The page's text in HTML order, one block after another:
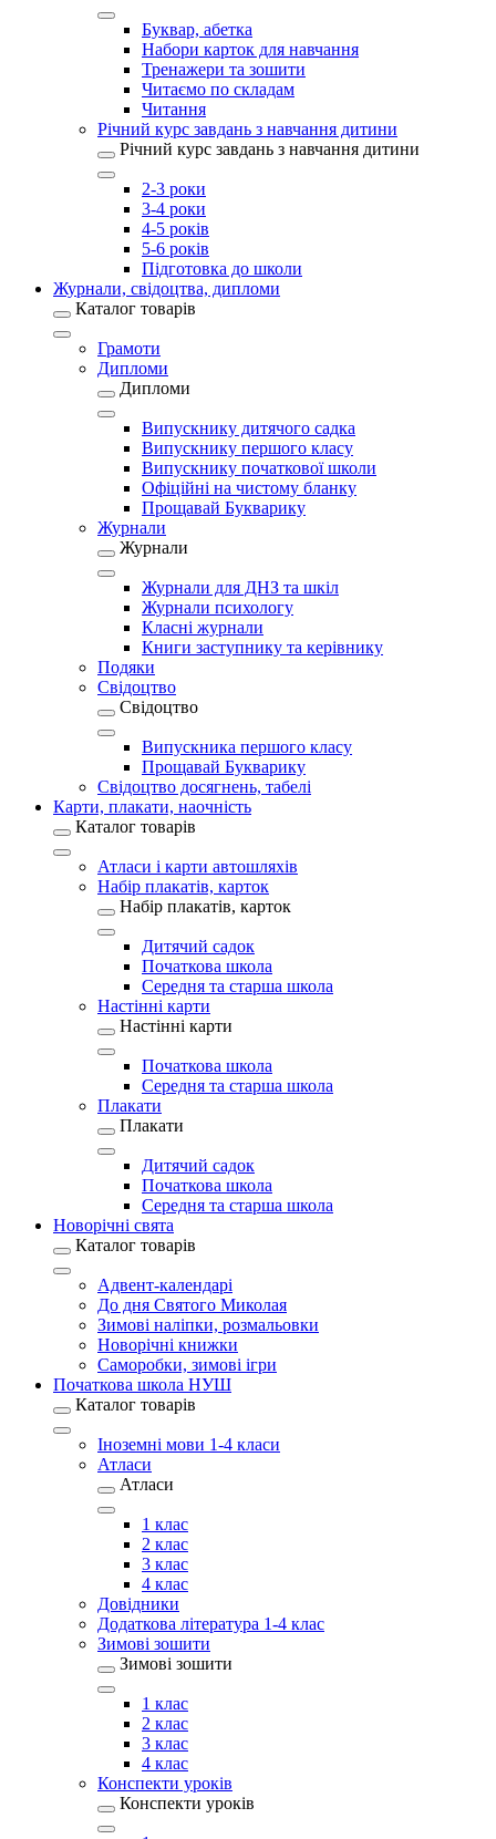
Буквар, абетка
Набори карток для навчання
Тренажери та зошити
Читаємо по складам
Читання
Річний курс завдань з навчання дитини
Річний курс завдань з навчання дитини
2-3 роки
3-4 роки
4-5 років
5-6 років
Підготовка до школи
Журнали, свідоцтва, дипломи
Каталог товарів
Грамоти
Дипломи
Дипломи
Випускнику дитячого садка
Випускнику першого класу
Випускнику початкової школи
Офіційні на чистому бланку
Прощавай Букварику
Журнали
Журнали
Журнали для ДНЗ та шкіл
Журнали психологу
Класні журнали
Книги заступнику та керівнику
Подяки
Свідоцтво
Свідоцтво
Випускника першого класу
Прощавай Букварику
Свідоцтво досягнень, табелі
Карти, плакати, наочність
Каталог товарів
Атласи і карти автошляхів
Набір плакатів, карток
Набір плакатів, карток
Дитячий садок
Початкова школа
Середня та старша школа
Настінні карти
Настінні карти
Початкова школа
Середня та старша школа
Плакати
Плакати
Дитячий садок
Початкова школа
Середня та старша школа
Новорічні свята
Каталог товарів
Адвент-календарі
До дня Святого Миколая
Зимові наліпки, розмальовки
Новорічні книжки
Саморобки, зимові ігри
Початкова школа НУШ
Каталог товарів
Іноземні мови 1-4 класи
Атласи
Атласи
1 клас
2 клас
3 клас
4 клас
Довідники
Додаткова література 1-4 клас
Зимові зошити
Зимові зошити
1 клас
2 клас
3 клас
4 клас
Конспекти уроків
Конспекти уроків